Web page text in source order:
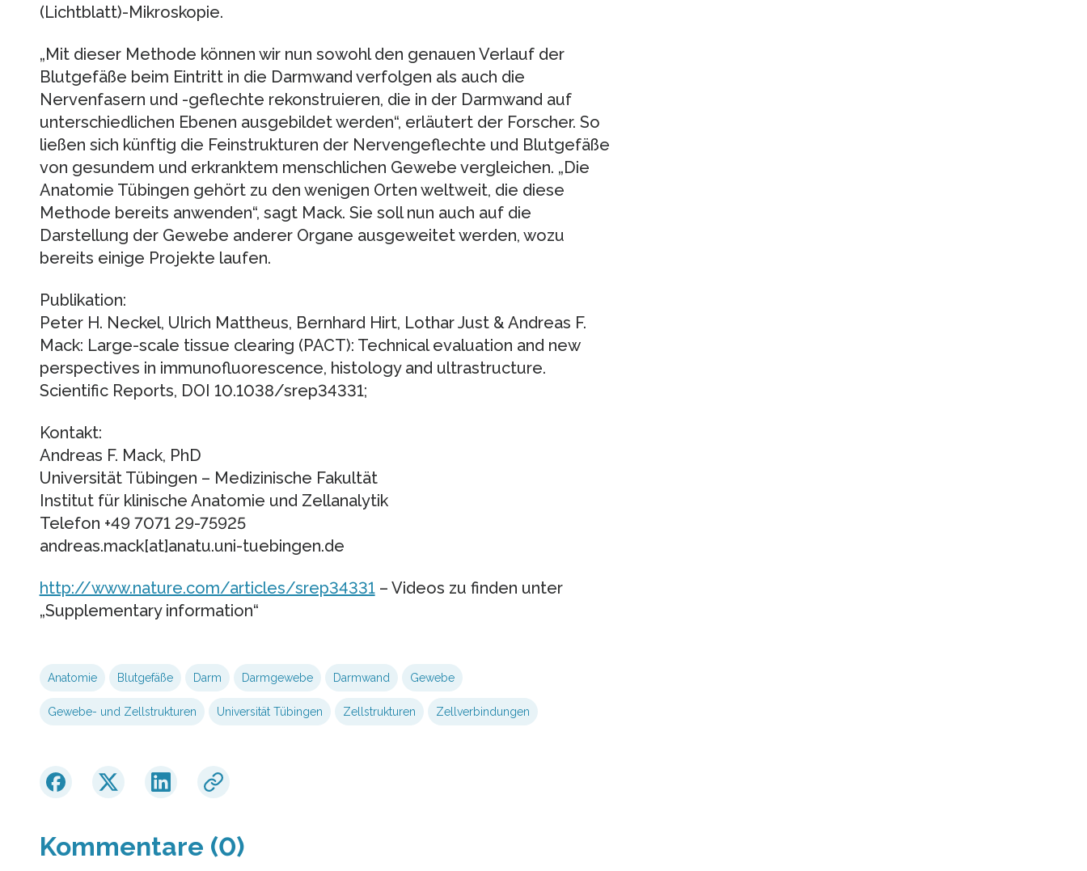
(Lichtblatt)-Mikroskopie.
„Mit dieser Methode können wir nun sowohl den genauen Verlauf der
Blutgefäße beim Eintritt in die Darmwand verfolgen als auch die
Nervenfasern und -geflechte rekonstruieren, die in der Darmwand auf
unterschiedlichen Ebenen ausgebildet werden“, erläutert der Forscher. So
ließen sich künftig die Feinstrukturen der Nervengeflechte und Blutgefäße
von gesundem und erkranktem menschlichen Gewebe vergleichen. „Die
Anatomie Tübingen gehört zu den wenigen Orten weltweit, die diese
Methode bereits anwenden“, sagt Mack. Sie soll nun auch auf die
Darstellung der Gewebe anderer Organe ausgeweitet werden, wozu
bereits einige Projekte laufen.
Publikation:
Peter H. Neckel, Ulrich Mattheus, Bernhard Hirt, Lothar Just & Andreas F.
Mack: Large-scale tissue clearing (PACT): Technical evaluation and new
perspectives in immunofluorescence, histology and ultrastructure.
Scientific Reports, DOI 10.1038/srep34331;
Kontakt:
Andreas F. Mack, PhD
Universität Tübingen – Medizinische Fakultät
Institut für klinische Anatomie und Zellanalytik
Telefon +49 7071 29-75925
andreas.mack[at]anatu.uni-tuebingen.de
http://www.nature.com/articles/srep34331– Videos zu finden unter
„Supplementary information“
Anatomie Blutgefäße Darm Darmgewebe Darmwand Gewebe
Gewebe- und Zellstrukturen Universität Tübingen Zellstrukturen Zellverbindungen
Kommentare (0)